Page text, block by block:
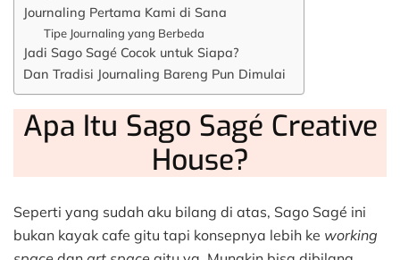
Journaling Pertama Kami di Sana
Tipe Journaling yang Berbeda
Jadi Sago Sagé Cocok untuk Siapa?
Dan Tradisi Journaling Bareng Pun Dimulai
Apa Itu Sago Sagé Creative
House?
Seperti yang sudah aku bilang di atas, Sago Sagé ini
bukan kayak cafe gitu tapi konsepnya lebih ke working